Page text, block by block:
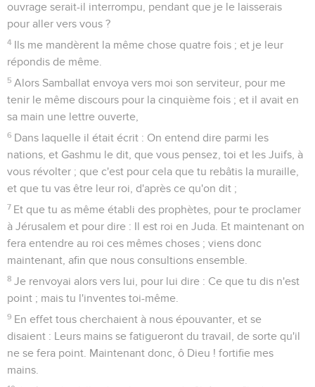
ouvrage serait-il interrompu, pendant que je le laisserais
pour aller vers vous ?
4 Ils me mandèrent la même chose quatre fois ; et je leur
répondis de même.
5 Alors Samballat envoya vers moi son serviteur, pour me
tenir le même discours pour la cinquième fois ; et il avait en
sa main une lettre ouverte,
6 Dans laquelle il était écrit : On entend dire parmi les
nations, et Gashmu le dit, que vous pensez, toi et les Juifs, à
vous révolter ; que c'est pour cela que tu rebâtis la muraille,
et que tu vas être leur roi, d'après ce qu'on dit ;
7 Et que tu as même établi des prophètes, pour te proclamer
à Jérusalem et pour dire : Il est roi en Juda. Et maintenant on
fera entendre au roi ces mêmes choses ; viens donc
maintenant, afin que nous consultions ensemble.
8 Je renvoyai alors vers lui, pour lui dire : Ce que tu dis n'est
point ; mais tu l'inventes toi-même.
9 En effet tous cherchaient à nous épouvanter, et se
disaient : Leurs mains se fatigueront du travail, de sorte qu'il
ne se fera point. Maintenant donc, ô Dieu ! fortifie mes
mains.